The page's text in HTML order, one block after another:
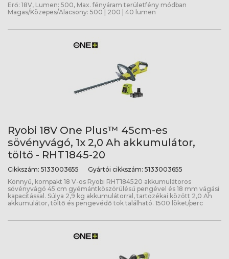
Erő: 18V, Lumen: 500, Max. fényáram területfény módban
Magas/Közepes/Alacsony: 500 | 200 | 40 lumen
Ryobi 18V One Plus™ 45cm-es
sövényvágó, 1x 2,0 Ah akkumulátor,
töltő - RHT1845-20
Cikkszám: 5133003655 Gyártói cikkszám: 5133003655
Könnyű, kompakt 18 V-os Ryobi RHT184520 akkumulátoros
sövényvágó 45 cm gyémántköszörülésű pengével és 18 mm vágási
kapacitással. Súlya 2,9 kg akkumulátorral, tartozékai között 2,0 Ah
akkumulátor, töltő és pengevédő tok található. 1500 löket/perc